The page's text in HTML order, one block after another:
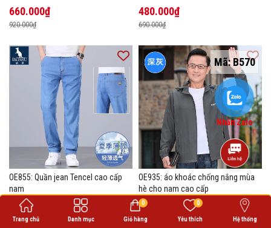
Mã:B570
660.000₫
920.000₫
480.000₫
690.000₫
OE855: Quần jean Tencel cao cấp
nam
950.000₫
1.360.000₫
OE935: áo khoác chống nắng mùa
hè cho nam cao cấp
500.000₫
700.000₫
Trang chủ Danh mục Giỏ hàng
0
Yêu thích
0
Hệ thống
Nhắn Zalo